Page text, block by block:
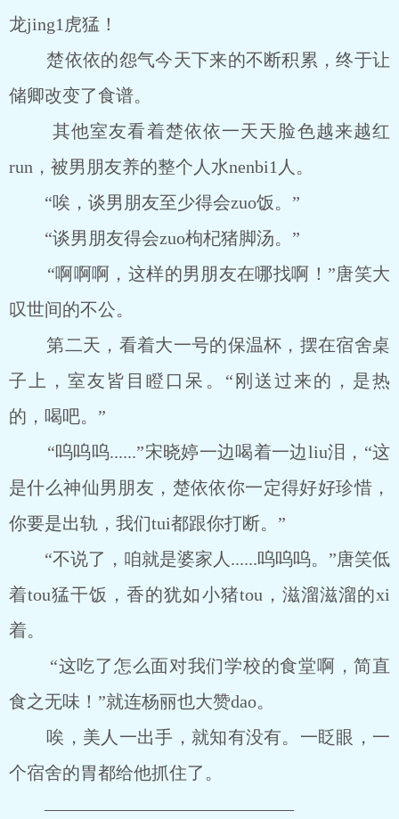
龙jing1虎猛！
楚依依的怨气今天下来的不断积累，终于让
储卿改变了食谱。
其他室友看着楚依依一天天脸色越来越红
run，被男朋友养的整个人水nenbi1人。
“唉，谈男朋友至少得会zuo饭。”
“谈男朋友得会zuo枸杞猪脚汤。”
“啊啊啊，这样的男朋友在哪找啊！”唐笑大
叹世间的不公。
第二天，看着大一号的保温杯，摆在宿舍桌
子上，室友皆目瞪口呆。“刚送过来的，是热
的，喝吧。”
“呜呜呜......”宋晓婷一边喝着一边liu泪，“这
是什么神仙男朋友，楚依依你一定得好好珍惜，
你要是出轨，我们tui都跟你打断。”
“不说了，咱就是婆家人......呜呜呜。”唐笑低
着tou猛干饭，香的犹如小猪tou，滋溜滋溜的xi
着。
“这吃了怎么面对我们学校的食堂啊，简直
食之无味！”就连杨丽也大赞dao。
唉，美人一出手，就知有没有。一眨眼，一
个宿舍的胃都给他抓住了。
——————————————